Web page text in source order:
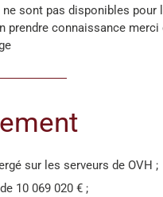
sont pas disponibles pour
prendre connaissance merci
sur les serveurs de OVH ;
10 069 020 € ;